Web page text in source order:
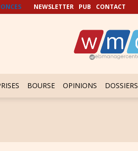
NEWSLETTER PUB CONTACT
BOURSE OPINIONS DOSSIERS